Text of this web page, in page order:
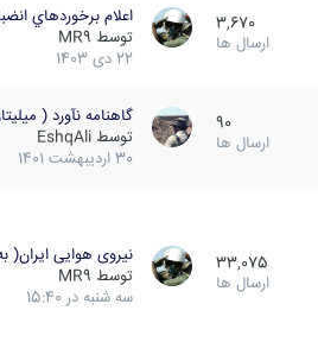
3,670
ارسال ها
اعلام برخوردهاي
توسط MR9
22 دی 1403
90
ارسال ها
گاهنامه نآورد (
توسط EshqAli
30 اردیبهشت 1401
33,075
ارسال ها
نیروی هوایی ایران(
توسط MR9
سه شنبه در 15:40